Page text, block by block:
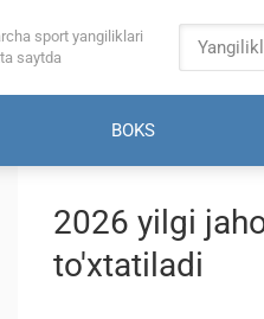
sport yangiliklari
saytda
BOKS
2026 yilgi
to'xtatiladi